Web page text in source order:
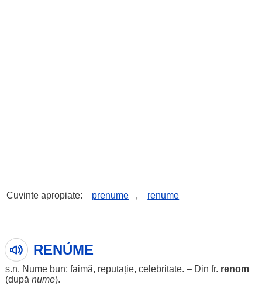
Cuvinte apropiate: prenume , renume
RENÚME
s.n. Nume bun; faimă, reputație, celebritate. – Din fr. renom
(după nume).